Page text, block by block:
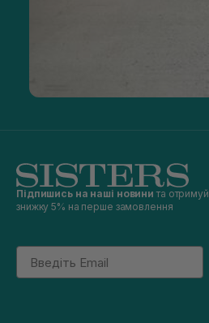
Підпишись на наші новини та отримуй
знижку 5% на перше замовлення
Email